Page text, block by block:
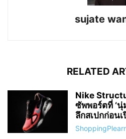
sujate
RELATED
Nike
ซัพพอร์ตที่ ‘นุ่
ลึกสเปกก่อน